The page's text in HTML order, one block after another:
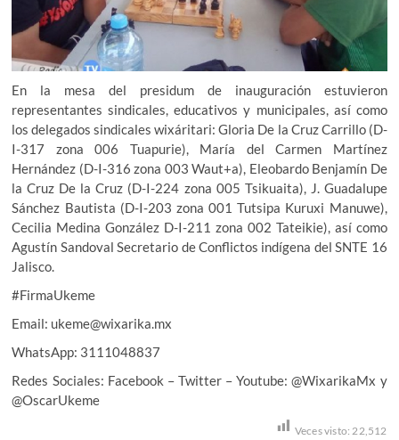
En la mesa del presidum de inauguración estuvieron
representantes sindicales, educativos y municipales, así como
los delegados sindicales wixáritari: Gloria De la Cruz Carrillo (D-
I-317 zona 006 Tuapurie), María del Carmen Martínez
Hernández (D-I-316 zona 003 Waut+a), Eleobardo Benjamín De
la Cruz De la Cruz (D-I-224 zona 005 Tsikuaita), J. Guadalupe
Sánchez Bautista (D-I-203 zona 001 Tutsipa Kuruxi Manuwe),
Cecilia Medina González D-I-211 zona 002 Tateikie), así como
Agustín Sandoval Secretario de Conflictos indígena del SNTE 16
Jalisco.
#FirmaUkeme
Email: ukeme@wixarika.mx
WhatsApp: 3111048837
Redes Sociales: Facebook – Twitter – Youtube: @WixarikaMx y
@OscarUkeme
Veces visto: 22,512